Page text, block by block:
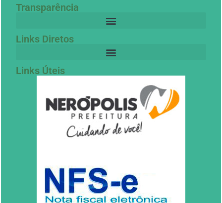
Transparência
Links Diretos
Links Úteis